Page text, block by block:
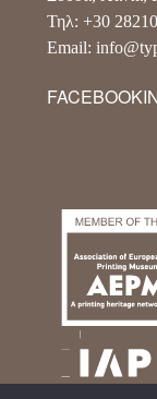
Τηλ: +30
Email:
FACEBOOK